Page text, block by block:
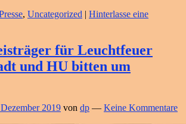
, Uncategorized | Hinterlasse eine
für Leuchtfeuer
und HU bitten um
2019 von dp — Keine Kommentare